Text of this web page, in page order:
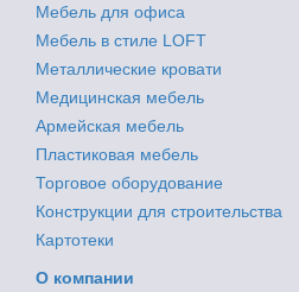
Мебель для офиса
Мебель в стиле LOFT
Металлические кровати
Медицинская мебель
Армейская мебель
Пластиковая мебель
Торговое оборудование
Конструкции для строительства
Картотеки
О компании